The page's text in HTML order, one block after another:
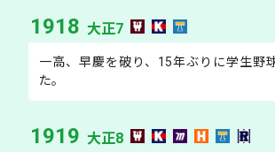
1918 大正7
一高、早慶を破り、15年ぶりに学生野
た。
1919 大正8